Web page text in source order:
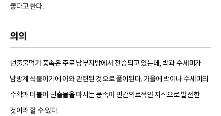
좋다고 한다.
의의
넌출물먹기 풍속은 주로 남부지방에서 전승되고 있는데, 박과 수세미가
남방계 식물이기에 이와 관련된 것으로 풀이된다. 가을에 박이나 수세미의
수확과 더불어 넌출물을 마시는 풍속이 민간의료적인 지식으로 발전한
것이라 할 수 있다.